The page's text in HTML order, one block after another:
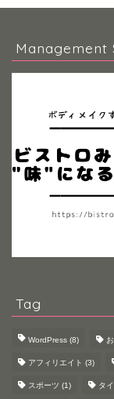
Management
Tag
WordPress (8)
アフィリエイト (3)
スポーツ (1) タ